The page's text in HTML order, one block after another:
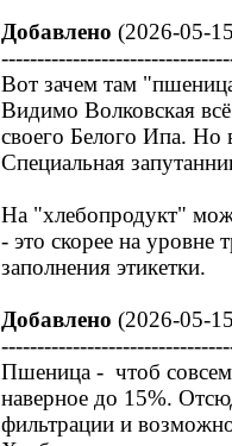
Добавлено (2026-05-
Вот зачем там
Видимо Волковская
своего Белого Ипа. Но
Специальная
На "хлебопродукт"
- это скорее на уровне
заполнения этикетки.
Добавлено (2026-05-
Пшеница - чтоб совсем
наверное до 15%.
фильтрации и